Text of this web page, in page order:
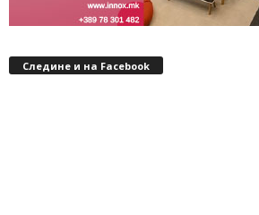
Следине и на Facebook